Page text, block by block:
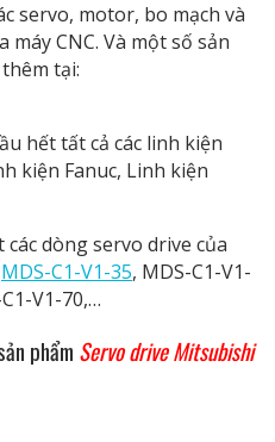
servo, motor, bo mạch và
máy CNC. Và một số sản
tại:
hết tất cả các linh kiện
kiện Fanuc, Linh kiện
dòng servo drive của
MDS-C1-V1-35, MDS-C1-V1-
V1-70,…
phẩm Servo drive Mitsubishi